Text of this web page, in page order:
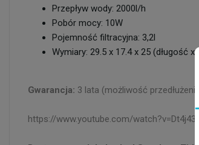
Przepływ wody: 2000l/h
Pobór mocy: 10W
Pojemność filtracyjna: 3,2l
Wymiary: 29.5 x 17.4 x 25 (długość
Gwarancja: 3 lata (możliwość
https://www.youtube.com/